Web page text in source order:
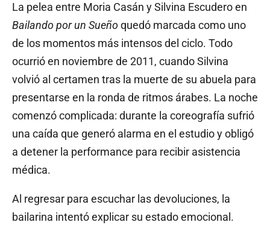
La pelea entre Moria Casán y Silvina Escudero en
Bailando por un Sueñoquedó marcada como uno
de los momentos más intensos del ciclo. Todo
ocurrió en noviembre de 2011, cuando Silvina
volvió al certamen tras la muerte de su abuela para
presentarse en la ronda de ritmos árabes. La noche
comenzó complicada: durante la coreografía sufrió
una caída que generó alarma en el estudio y obligó
a detener la performance para recibir asistencia
médica.
Al regresar para escuchar las devoluciones, la
bailarina intentó explicar su estado emocional.